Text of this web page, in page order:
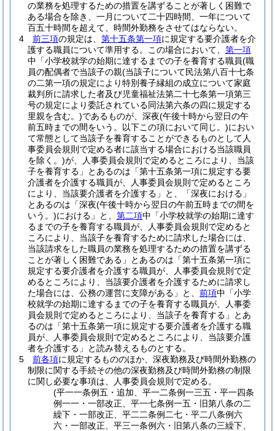
の業務を処理するための措置を講ずることが著しく困難で
ある場合を除き、一月について二十四時間、一年について
百五十時間を超えて、時間外勤務をさせてはならない。
4
前三項の規定は、 第十五条第一項に規定する要介護者を介
護する職員について準用する。
この場合において、 第一項
中「小学校就学の始期に達するまでの子を養育する職員(職
員の配偶者で当該子の親(当該子について民法第八百十七条
の二第一項の規定により特別養子縁組の成立について家庭
裁判所に請求した者及び児童福祉法第二十七条第一項第三
号の規定により委託されている同法第六条の四に規定する
里親を含む。)であるものが、深夜(午後十時から翌日の午
前五時までの間をいう。以下この項において同じ。)におい
て常態として当該子を養育することができるものとして人
事委員会規則で定める者に該当する場合における当該職員
を除く。)が、人事委員会規則で定めるところにより、当該
子を養育する」とあるのは「第十五条第一項に規定する要
介護者を介護する職員が、人事委員会規則で定めるところ
により、当該要介護者を介護する」と、「深夜における」
とあるのは「深夜(午後十時から翌日の午前五時までの間を
いう。)における」と、 第二項中「小学校就学の始期に達す
るまでの子を養育する職員が、人事委員会規則で定めると
ころにより、当該子を養育するために請求した場合には、
当該請求をした職員の業務を処理するための措置を講ずる
ことが著しく困難である」とあるのは「第十五条第一項に
規定する要介護者を介護する職員が、人事委員会規則で定
めるところにより、当該要介護者を介護するために請求し
た場合には、公務の運営に支障がある」と、 前項中「小学
校就学の始期に達するまでの子を養育する職員が、人事委
員会規則で定めるところにより、当該子を養育する」とあ
るのは「第十五条第一項に規定する要介護者を介護する職
員が、人事委員会規則で定めるところにより、当該要介護
者を介護する」と読み替えるものとする。
5
前各項に規定するもののほか、深夜勤務及び時間外勤務の
制限に関する手続その他の深夜勤務及び時間外勤務の制限
に関し必要な事項は、人事委員会規則で定める。
(平一一条例五・追加、平一二条例一三五・平一四条
例一一・一部改正、平一七条例一五・旧第八条の二
繰下・一部改正、平二二条例二七・平二八条例六
六・一部改正、平三一条例六・旧第八条の三繰下、